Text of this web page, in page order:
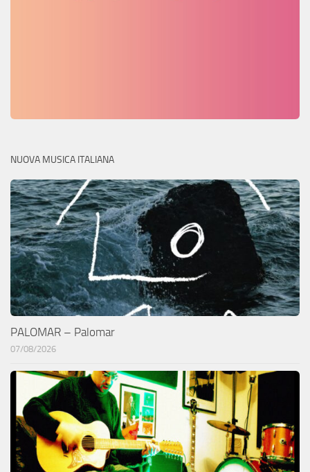
NUOVA MUSICA ITALIANA
PALOMAR – Palomar
07/08/2026